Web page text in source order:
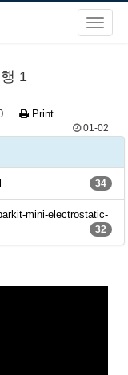
1
Print
01-02
34
mini-electrostatic-
32